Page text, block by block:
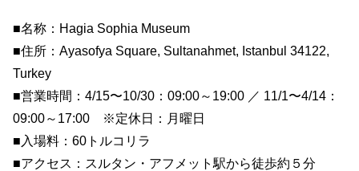
■名称：Hagia Sophia Museum
■住所：Ayasofya Square, Sultanahmet, Istanbul 34122,
Turkey
■営業時間：4/15〜10/30：09:00～19:00 ／ 11/1〜4/14：
09:00～17:00 ※定休日：月曜日
■入場料：60トルコリラ
■アクセス：スルタン・アフメット駅から徒歩約５分